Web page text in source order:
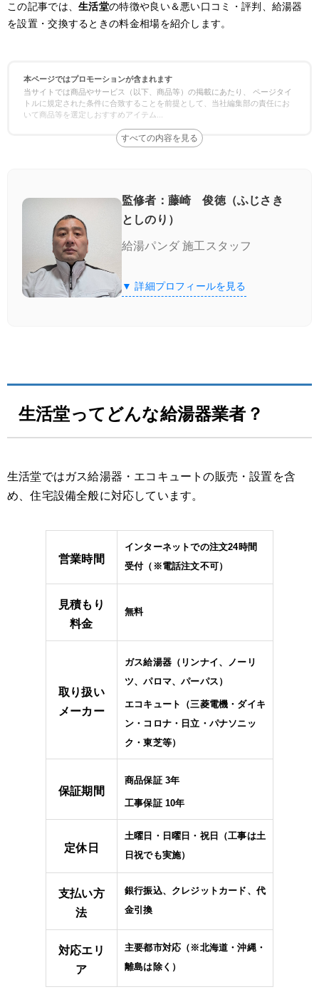
この記事では、生活堂の特徴や良い＆悪い口コミ・評判、給湯器
を設置・交換するときの料金相場を紹介します。
本ページではプロモーションが含まれます
当サイトでは商品やサービス（以下、商品等）の掲載にあたり、 ページタイ
トルに規定された条件に合致することを前提として、当社編集部の責任にお
いて商品等を選定しおすすめアイテム
監修者：藤崎 俊徳（ふじさき
としのり）
給湯パンダ 施工スタッフ
▼ 詳細プロフィールを見る
生活堂ってどんな給湯器業者？
生活堂ではガス給湯器・エコキュートの販売・設置を含
め、住宅設備全般に対応しています。
営業時間
インターネットでの注文24時間
受付（※電話注文不可）
見積もり
料金
無料
取り扱い
メーカー
ガス給湯器（リンナイ、ノーリ
ツ、パロマ、パーパス）
エコキュート（三菱電機・ダイキ
ン・コロナ・日立・パナソニッ
ク・東芝等）
保証期間
商品保証 3年
工事保証 10年
定休日
土曜日・日曜日・祝日（工事は土
日祝でも実施）
支払い方
法
銀行振込、クレジットカード、代
金引換
対応エリ
ア
主要都市対応（※北海道・沖縄・
離島は除く）